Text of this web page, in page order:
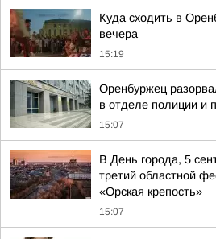
Куда сходить в
вечера
15:19
Оренбуржец
в отделе полиции и
15:07
В День города, 5
третий областной
«Орская крепость»
15:07